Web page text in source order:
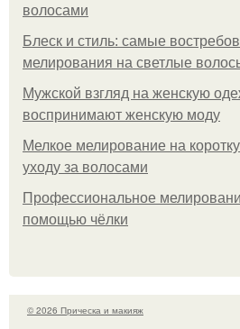
волосами
Блеск и стиль: самые
мелирования на светлые
Мужской взгляд на женскую
воспринимают женскую моду
Мелкое мелирование на
уходу за волосами
Профессиональное
помощью чёлки
© 2026 Прическа и макияж